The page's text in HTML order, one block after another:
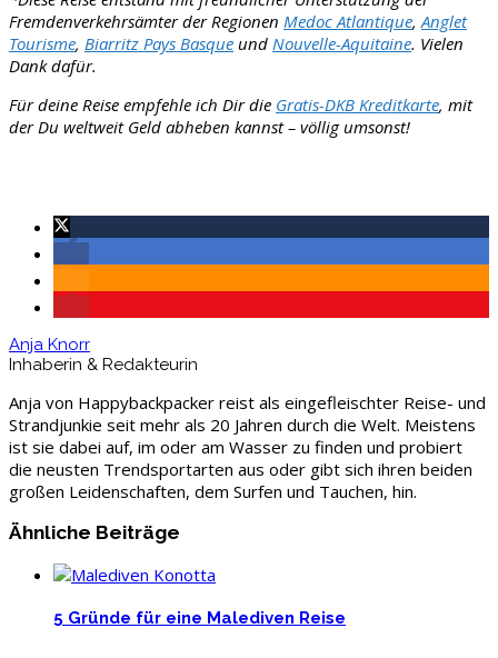
Fremdenverkehrsämter der Regionen Medoc Atlantique, Anglet
Tourisme, Biarritz Pays Basque und Nouvelle-Aquitaine. Vielen
Dank dafür.
Für deine Reise empfehle ich Dir die Gratis-DKB Kreditkarte, mit
der Du weltweit Geld abheben kannst – völlig umsonst!
Anja Knorr
Inhaberin & Redakteurin
Anja von Happybackpacker reist als eingefleischter Reise- und
Strandjunkie seit mehr als 20 Jahren durch die Welt. Meistens
ist sie dabei auf, im oder am Wasser zu finden und probiert
die neusten Trendsportarten aus oder gibt sich ihren beiden
großen Leidenschaften, dem Surfen und Tauchen, hin.
Ähnliche Beiträge
5 Gründe für eine Malediven Reise